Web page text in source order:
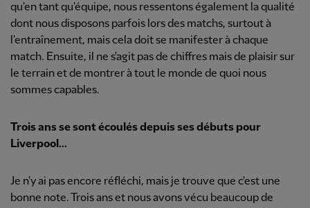
qu'en tant qu'équipe, nous ressentons également la qualité
dont nous disposons parfois lors des matchs, surtout à
l'entraînement, mais cela doit se manifester à chaque
match. Ensuite, il ne s'agit pas de chiffres mais de plaisir sur
le terrain et de montrer à tout le monde de quoi nous
sommes capables.
Trois ans se sont écoulés depuis ses débuts pour
Liverpool...
Je n'y ai pas encore réfléchi, mais je trouve que c'est une
bonne note. Trois ans et nous avons vécu beaucoup de